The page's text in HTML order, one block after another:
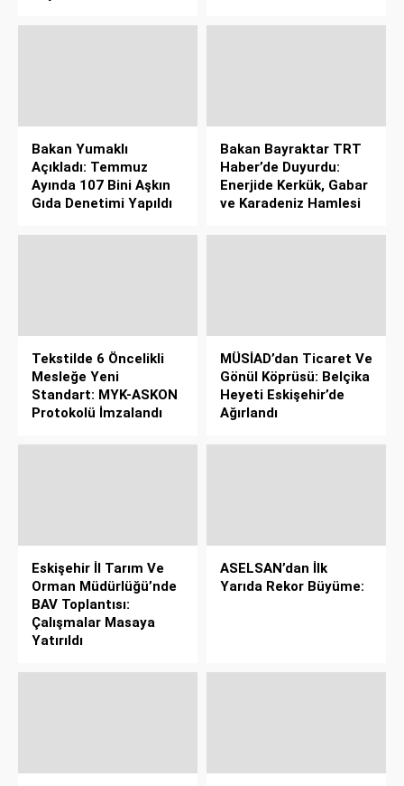
Bakan Yumaklı
Açıkladı: Temmuz
Ayında 107 Bini Aşkın
Gıda Denetimi Yapıldı
Bakan Bayraktar TRT
Haber’de Duyurdu:
Enerjide Kerkük, Gabar
ve Karadeniz Hamlesi
Tekstilde 6 Öncelikli
Mesleğe Yeni
Standart: MYK-ASKON
Protokolü İmzalandı
MÜSİAD’dan Ticaret Ve
Gönül Köprüsü: Belçika
Heyeti Eskişehir’de
Ağırlandı
Eskişehir İl Tarım Ve
Orman Müdürlüğü’nde
BAV Toplantısı:
Çalışmalar Masaya
Yatırıldı
ASELSAN’dan İlk
Yarıda Rekor Büyüme: